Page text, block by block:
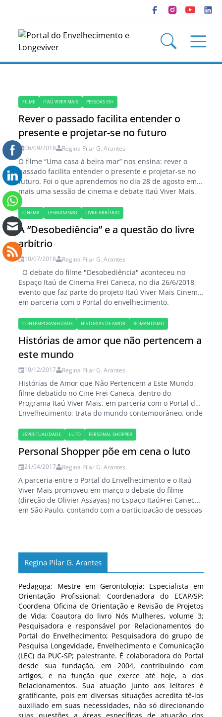
FILME ITAÚ VIVER MAIS PESSOAS 55+
Rever o passado facilita entender o
presente e projetar-se no futuro
06/09/2018 Regina Pilar G. Arantes
O filme “Uma casa à beira mar” nos ensina: rever o
passado facilita entender o presente e projetar-se no
futuro. Foi o que aprendemos no dia 28 de agosto em
mais uma sessão de cinema e debate Itaú Viver Mais,
projeto desenvolvido especialmente para pessoas com
mais de 55 anos, em seis estados brasileiros: São…
CINEMA LESBIANISMO LIVRE-ARBÍTRIO
A “Desobediência” e a questão do livre
arbítrio
10/07/2018 Regina Pilar G. Arantes
O debate do filme "Desobediência" aconteceu no
Espaço Itaú de Cinema Frei Caneca, no dia 26/6/2018,
evento que faz parte do projeto Itaú Viver Mais Cinema
em parceria com o Portal do envelhecimento.
Cinema de Toronto de 2017. Foi baseado no romance
de estreia de Naomi Alderman…
CONTEMPORANEIDADE HISTORIAS DE AMOR ROMANTISMO
Histórias de amor que não pertencem a
este mundo
19/12/2017 Regina Pilar G. Arantes
Histórias de Amor que Não Pertencem a Este Mundo,
filme debatido no Cine Frei Caneca, dentro do
Programa Itaú Viver Mais, em parceria com o Portal do
Envelhecimento, trata do mundo contemporâneo, onde
como personagens problemáticas, contraditórias e
complexas. O filme italiano "Histórias de Amor…
ESPIRITUALIDADE LUTO PERSONAL SHOPPER
Personal Shopper põe em cena o luto
21/04/2017 Regina Pilar G. Arantes
A parceria entre o Portal do Envelhecimento e o Itaú
Viver Mais promoveu em março o debate do filme
(direção de Olivier Assayas) no Espaço ItaúFrei Caneca,
em São Paulo, contando com a participação de pessoas
Regina Pilar G. Arantes
Pedagoga; Mestre em Gerontologia; Especialista em
Orientação Profissional; Coordenadora do ECAP/SP;
Coordena Oficina de Orientação e Revisão de Projetos
de Vida; Coautora do livro Nós Mulheres, volume 3;
Pesquisadora e responsável por Relacionamentos do
Portal do Envelhecimento; Pesquisadora do grupo de
Pesquisa Longevidade, Envelhecimento e Comunicação
(LEC) da PUC-SP; palestrante. É colaboradora do Portal
desde sua fundação, em 2004, contribuindo com
artigos, e na função que exerce até hoje, a dos
Relacionamentos. Sua atuação junto aos leitores é
gratificante, pois em diversas situações acredita tê-los
auxiliado em suas necessidades, não só direcionando